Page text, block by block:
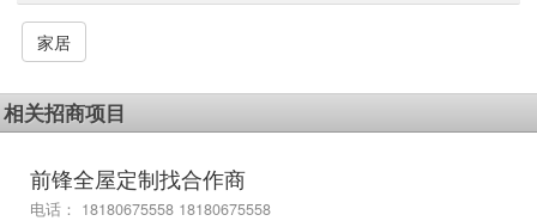
家居
相关招商项目
前锋全屋定制找合作商
电话： 18180675558 18180675558